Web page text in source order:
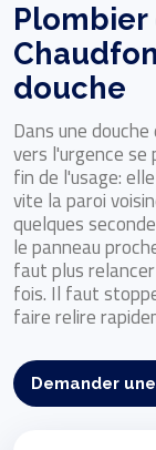
Plombier
douche
Dans une
vers l'urgence
fin de l'usage:
vite la paroi
quelques
le panneau
faut plus
fois. Il faut
faire relire
Demander